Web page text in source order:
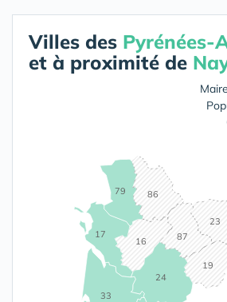
Villes des Pyrénées-
et à proximité de
16
17
19
23
24
33
79 86
87